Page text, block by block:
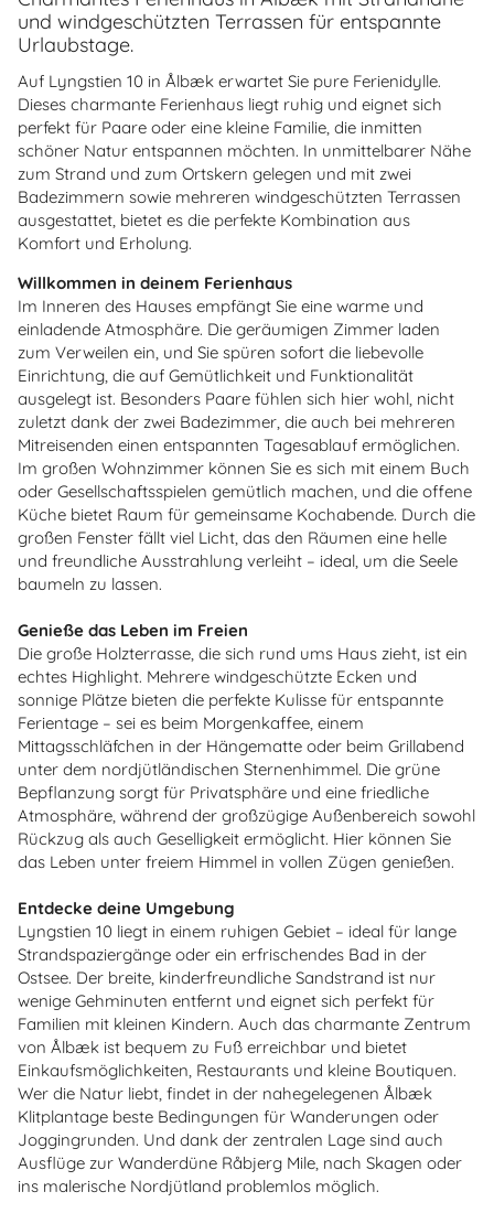
und windgeschützten Terrassen für entspannte
Urlaubstage.
Auf Lyngstien 10 in Ålbæk erwartet Sie pure Ferienidylle.
Dieses charmante Ferienhaus liegt ruhig und eignet sich
perfekt für Paare oder eine kleine Familie, die inmitten
schöner Natur entspannen möchten. In unmittelbarer Nähe
zum Strand und zum Ortskern gelegen und mit zwei
Badezimmern sowie mehreren windgeschützten Terrassen
ausgestattet, bietet es die perfekte Kombination aus
Komfort und Erholung.
Willkommen in deinem Ferienhaus
Im Inneren des Hauses empfängt Sie eine warme und
einladende Atmosphäre. Die geräumigen Zimmer laden
zum Verweilen ein, und Sie spüren sofort die liebevolle
Einrichtung, die auf Gemütlichkeit und Funktionalität
ausgelegt ist. Besonders Paare fühlen sich hier wohl, nicht
zuletzt dank der zwei Badezimmer, die auch bei mehreren
Mitreisenden einen entspannten Tagesablauf ermöglichen.
Im großen Wohnzimmer können Sie es sich mit einem Buch
oder Gesellschaftsspielen gemütlich machen, und die offene
Küche bietet Raum für gemeinsame Kochabende. Durch die
großen Fenster fällt viel Licht, das den Räumen eine helle
und freundliche Ausstrahlung verleiht – ideal, um die Seele
baumeln zu lassen.
Genieße das Leben im Freien
Die große Holzterrasse, die sich rund ums Haus zieht, ist ein
echtes Highlight. Mehrere windgeschützte Ecken und
sonnige Plätze bieten die perfekte Kulisse für entspannte
Ferientage – sei es beim Morgenkaffee, einem
Mittagsschläfchen in der Hängematte oder beim Grillabend
unter dem nordjütländischen Sternenhimmel. Die grüne
Bepflanzung sorgt für Privatsphäre und eine friedliche
Atmosphäre, während der großzügige Außenbereich sowohl
Rückzug als auch Geselligkeit ermöglicht. Hier können Sie
das Leben unter freiem Himmel in vollen Zügen genießen.
Entdecke deine Umgebung
Lyngstien 10 liegt in einem ruhigen Gebiet – ideal für lange
Strandspaziergänge oder ein erfrischendes Bad in der
Ostsee. Der breite, kinderfreundliche Sandstrand ist nur
wenige Gehminuten entfernt und eignet sich perfekt für
Familien mit kleinen Kindern. Auch das charmante Zentrum
von Ålbæk ist bequem zu Fuß erreichbar und bietet
Einkaufsmöglichkeiten, Restaurants und kleine Boutiquen.
Wer die Natur liebt, findet in der nahegelegenen Ålbæk
Klitplantage beste Bedingungen für Wanderungen oder
Joggingrunden. Und dank der zentralen Lage sind auch
Ausflüge zur Wanderdüne Råbjerg Mile, nach Skagen oder
ins malerische Nordjütland problemlos möglich.